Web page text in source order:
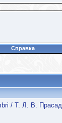
Справка
/ Т. Л. В.